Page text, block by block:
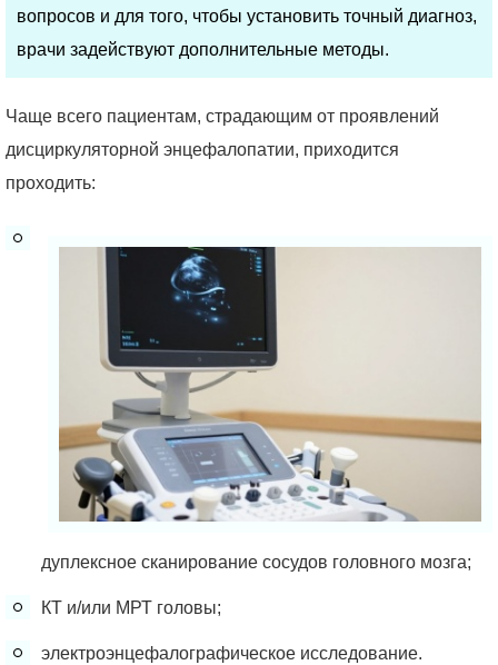
вопросов и для того, чтобы установить точный диагноз,
врачи задействуют дополнительные методы.
Чаще всего пациентам, страдающим от проявлений
дисциркуляторной энцефалопатии, приходится
проходить:
дуплексное сканирование сосудов головного мозга;
КТ и/или МРТ головы;
электроэнцефалографическое исследование.